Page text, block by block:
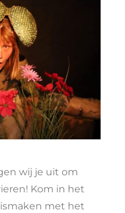
wij je uit om
Kom in het
met het